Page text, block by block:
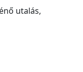
utalás,